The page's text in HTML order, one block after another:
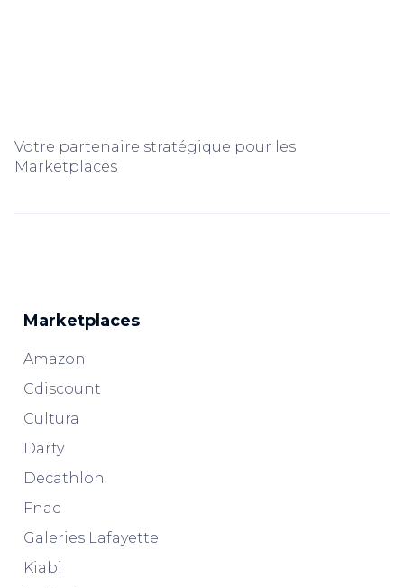
Votre partenaire stratégique pour les
Marketplaces
Marketplaces
Amazon
Cdiscount
Cultura
Darty
Decathlon
Fnac
Galeries Lafayette
Kiabi